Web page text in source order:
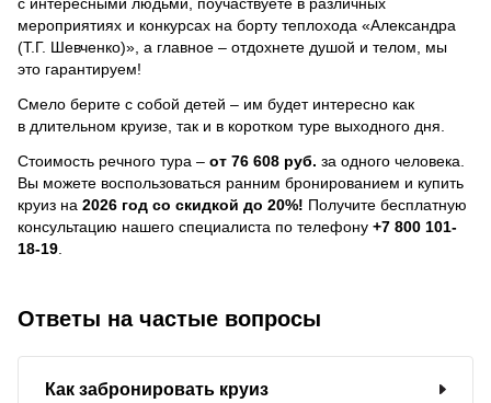
мероприятиях и конкурсах на борту теплохода «Александра
(Т.Г. Шевченко)», а главное – отдохнете душой и телом, мы
это гарантируем!
Смело берите с собой детей – им будет интересно как
в длительном круизе, так и в коротком туре выходного дня.
Стоимость речного тура – от 76 608 руб. за одного человека.
Вы можете воспользоваться ранним бронированием и купить
круиз на 2026 год со скидкой до 20%! Получите бесплатную
консультацию нашего специалиста по телефону +7 800 101-
18-19
Ответы на частые вопросы
Как забронировать круиз